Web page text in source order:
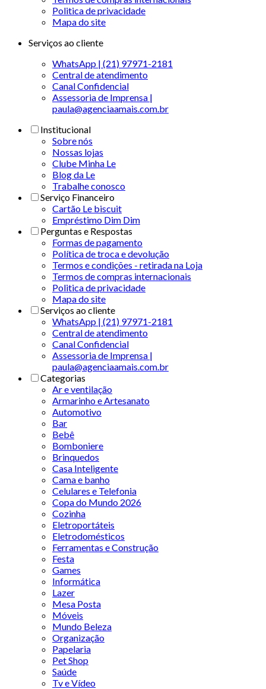
Politica de privacidade
Mapa do site
Serviços ao cliente
WhatsApp | (21) 97971-2181
Central de atendimento
Canal Confidencial
Assessoria de Imprensa |
paula@agenciaamais.com.br
Institucional
Sobre nós
Nossas lojas
Clube Minha Le
Blog da Le
Trabalhe conosco
Serviço Financeiro
Cartão Le biscuit
Empréstimo Dim Dim
Perguntas e Respostas
Formas de pagamento
Política de troca e devolução
Termos e condições - retirada na Loja
Termos de compras internacionais
Politica de privacidade
Mapa do site
Serviços ao cliente
WhatsApp | (21) 97971-2181
Central de atendimento
Canal Confidencial
Assessoria de Imprensa |
paula@agenciaamais.com.br
Categorias
Ar e ventilação
Armarinho e Artesanato
Automotivo
Bar
Bebê
Bomboniere
Brinquedos
Casa Inteligente
Cama e banho
Celulares e Telefonia
Copa do Mundo 2026
Cozinha
Eletroportáteis
Eletrodomésticos
Ferramentas e Construção
Festa
Games
Informática
Lazer
Mesa Posta
Móveis
Mundo Beleza
Organização
Papelaria
Pet Shop
Saúde
Tv e Vídeo